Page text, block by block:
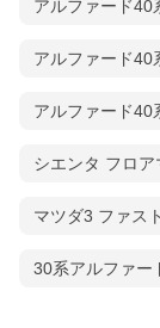
アルファード40
アルファード40
アルファード40
シエンタ フロア
マツダ3 ファス
30系アルファー